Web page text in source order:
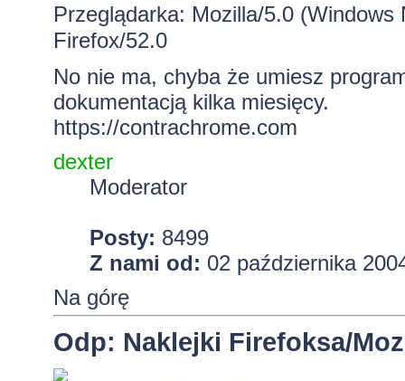
Przeglądarka: Mozilla/5.0
Firefox/52.0
No nie ma, chyba że umiesz
dokumentacją kilka miesięcy.
https://contrachrome.com
dexter
Moderator
Posty: 8499
Z nami od: 02 października
Na górę
Odp: Naklejki Firefoksa/